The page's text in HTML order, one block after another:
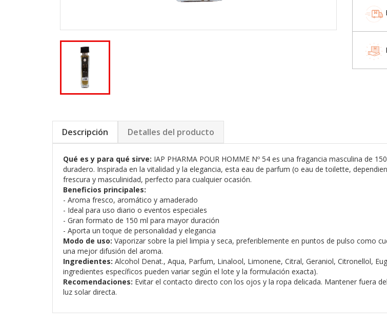
Descripción Detalles del producto
Qué es y para qué sirve: IAP PHARMA POUR HOMME Nº 54 es una fragancia masculina de
duradero. Inspirada en la vitalidad y la elegancia, esta eau de parfum (o eau de toilette,
frescura y masculinidad, perfecto para cualquier ocasión.
Beneficios principales:
- Aroma fresco, aromático y amaderado
- Ideal para uso diario o eventos especiales
- Gran formato de 150 ml para mayor duración
- Aporta un toque de personalidad y elegancia
Modo de uso: Vaporizar sobre la piel limpia y seca, preferiblemente en puntos de pulso como
una mejor difusión del aroma.
Ingredientes: Alcohol Denat., Aqua, Parfum, Linalool, Limonene, Citral, Geraniol, Citronellol,
ingredientes específicos pueden variar según el lote y la formulación exacta).
Recomendaciones: Evitar el contacto directo con los ojos y la ropa delicada. Mantener fuera
luz solar directa.